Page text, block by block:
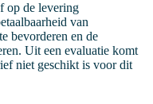
op de levering
van
bevorderen en de
Uit een evaluatie komt
niet geschikt is voor dit